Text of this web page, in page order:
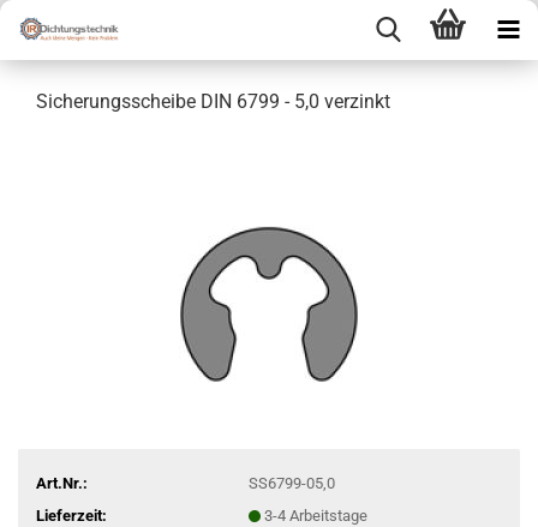
Sicherungsscheibe DIN 6799 - 5,0 verzinkt
Art.Nr.:
SS6799-05,0
Lieferzeit:
3-4 Arbeitstage